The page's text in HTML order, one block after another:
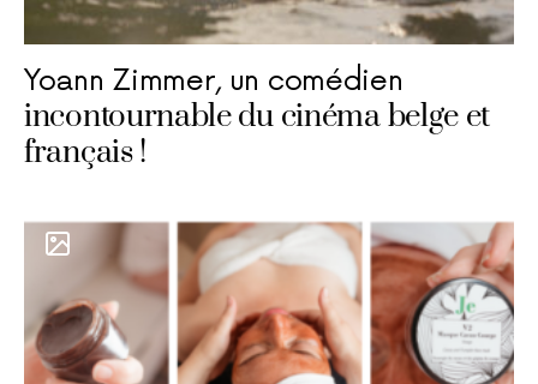
Yoann Zimmer, un comédien
incontournable du cinéma belge et
français !